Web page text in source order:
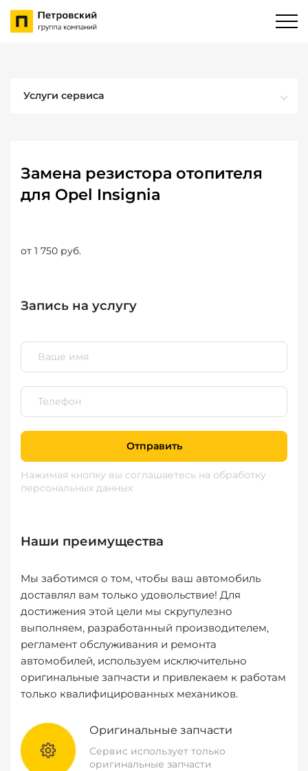
Услуги сервиса
Замена резистора отопителя
для Opel Insignia
от 1 750 руб.
Запись на услугу
Отправить
Нажимая кнопку вы соглашаетесь на обработку
персональных данных
Наши преимущества
Мы заботимся о том, чтобы ваш автомобиль
доставлял вам только удовольствие! Для
достижения этой цели мы скрупулезно
выполняем, разработанный производителем,
регламент обслуживания и ремонта
автомобилей, используем исключительно
оригинальные запчасти и привлекаем к работам
только квалифицированных механиков.
Оригинальные запчасти
Сервис использует только
оригинальные запчасти